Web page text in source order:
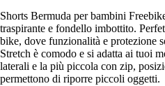
Shorts Bermuda per bambini
traspirante e fondello imbottito.
bike, dove funzionalità e protezione
Stretch è comodo e si adatta ai tuoi
laterali e la più piccola con zip,
permettono di riporre piccoli oggetti.